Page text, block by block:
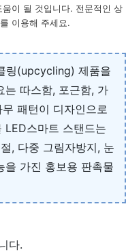
이 될 것입니다. 전문적인 상
이용해 주세요.
링(upcycling) 제품을
는 따스함, 포근함, 가
패턴이 디자인으로
LED스마트 스탠드는
, 다중 그림자방지, 눈
을 가진 홍보용 판촉물
다.